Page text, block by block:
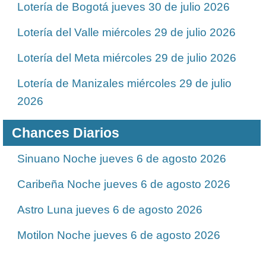
Lotería de Bogotá jueves 30 de julio 2026
Lotería del Valle miércoles 29 de julio 2026
Lotería del Meta miércoles 29 de julio 2026
Lotería de Manizales miércoles 29 de julio
2026
Chances Diarios
Sinuano Noche jueves 6 de agosto 2026
Caribeña Noche jueves 6 de agosto 2026
Astro Luna jueves 6 de agosto 2026
Motilon Noche jueves 6 de agosto 2026